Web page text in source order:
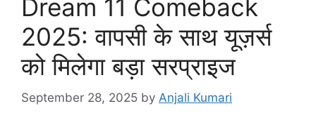
Dream 11 Comeback
2025: वापसी के साथ यूज़र्स
को मिलेगा बड़ा सरप्राइज
September 28, 2025 by Anjali Kumari